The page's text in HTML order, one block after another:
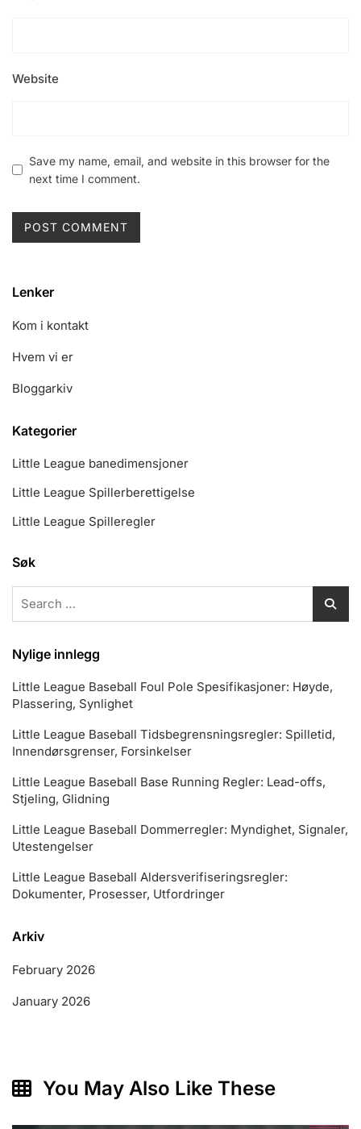
Website
Save my name, email, and website in this browser for the
next time I comment.
Lenker
Kom i kontakt
Hvem vi er
Bloggarkiv
Kategorier
Little League banedimensjoner
Little League Spillerberettigelse
Little League Spilleregler
Søk
Nylige innlegg
Little League Baseball Foul Pole Spesifikasjoner: Høyde,
Plassering, Synlighet
Little League Baseball Tidsbegrensningsregler: Spilletid,
Innendørsgrenser, Forsinkelser
Little League Baseball Base Running Regler: Lead-offs,
Stjeling, Glidning
Little League Baseball Dommerregler: Myndighet, Signaler,
Utestengelser
Little League Baseball Aldersverifiseringsregler:
Dokumenter, Prosesser, Utfordringer
Arkiv
February 2026
January 2026
You May Also Like These